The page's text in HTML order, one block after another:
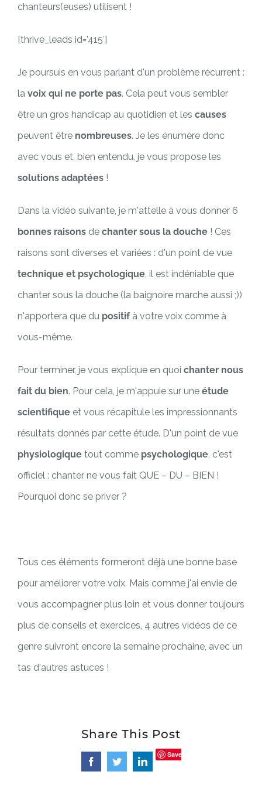
chanteurs(euses) utilisent !
[thrive_leads id='415′]
Je poursuis en vous parlant d'un problème récurrent :
la voix qui ne porte pas. Cela peut vous sembler
être un gros handicap au quotidien et les causes
peuvent être nombreuses. Je les énumère donc
avec vous et, bien entendu, je vous propose les
solutions adaptées !
Dans la vidéo suivante, je m'attelle à vous donner 6
bonnes raisons de chanter sous la douche ! Ces
raisons sont diverses et variées : d'un point de vue
technique et psychologique , il est indéniable que
chanter sous la douche (la baignoire marche aussi ;))
n'apportera que du positifà votre voix comme à
vous-même.
Pour terminer, je vous explique en quoi chanter nous
fait du bien. Pour cela, je m'appuie sur une étude
scientifique et vous récapitule les impressionnants
résultats donnés par cette étude. D'un point de vue
physiologique tout comme psychologique , c'est
officiel : chanter ne vous fait QUE – DU – BIEN !
Pourquoi donc se priver ?
Tous ces éléments formeront déjà une bonne base
pour améliorer votre voix. Mais comme j'ai envie de
vous accompagner plus loin et vous donner toujours
plus de conseils et exercices, 4 autres vidéos de ce
genre suivront encore la semaine prochaine, avec un
tas d'autres astuces !
Share This Post
FacebookTwitterLinkedIn
Save